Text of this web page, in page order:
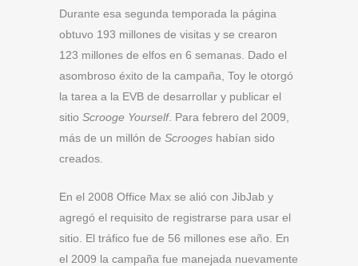
Durante esa segunda temporada la página
obtuvo 193 millones de visitas y se crearon
123 millones de elfos en 6 semanas. Dado el
asombroso éxito de la campaña, Toy le otorgó
la tarea a la EVB de desarrollar y publicar el
sitio Scrooge Yourself. Para febrero del 2009,
más de un millón de Scrooges habían sido
creados.
En el 2008 Office Max se alió con JibJab y
agregó el requisito de registrarse para usar el
sitio. El tráfico fue de 56 millones ese año. En
el 2009 la campaña fue manejada nuevamente